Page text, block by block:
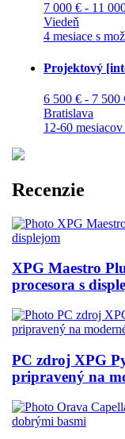
7 000 € - 11
Viedeň
4 mesiace s
Projektový
6 500 € - 7 500
Bratislava
12-60
Recenzie
XPG Maestro
procesora s
PC zdroj XPG
pripravený na